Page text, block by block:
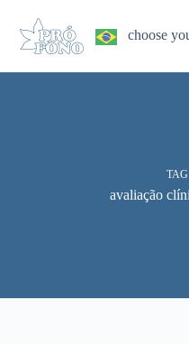
conteúdo
choose
TAG
avaliação